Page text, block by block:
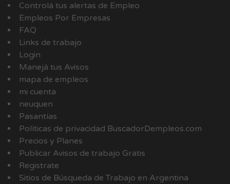
Controlá tus alertas de Empleo
Empleos Por Empresas
FAQ
Links de trabajo
Login
Manejá tus Avisos
mapa de empleos
mi cuenta
neuquen
Pasantías
Políticas de privacidad BuscadorDempleos.com
Precios y Planes
Publicar Avisos de trabajo Gratis
Registrate
Sitios de Búsqueda de Trabajo en Argentina